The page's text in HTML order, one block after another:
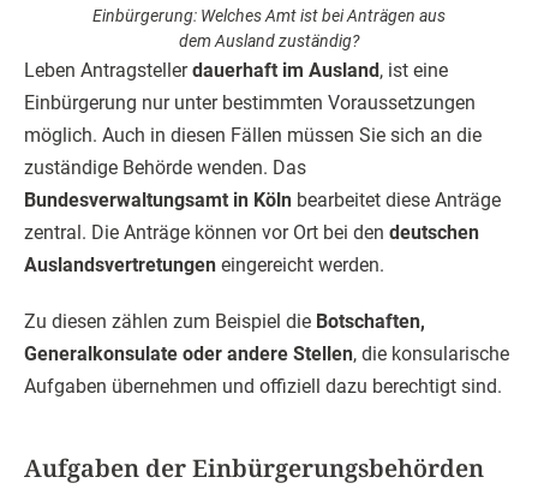
Einbürgerung: Welches Amt ist bei Anträgen aus
dem Ausland zuständig?
Leben Antragstellerdauerhaft im Ausland, ist eine
Einbürgerung nur unter bestimmten Voraussetzungen
möglich. Auch in diesen Fällen müssen Sie sich an die
zuständige Behörde wenden. Das
Bundesverwaltungsamt in Köln bearbeitet diese Anträge
zentral. Die Anträge können vor Ort bei den deutschen
Auslandsvertretungen eingereicht werden.
Zu diesen zählen zum Beispiel die Botschaften,
Generalkonsulate oder andere Stellen, die konsularische
Aufgaben übernehmen und offiziell dazu berechtigt sind.
Aufgaben der Einbürgerungsbehörden